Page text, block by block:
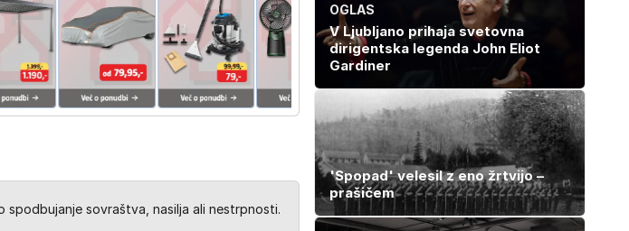
spodbujanje sovraštva, nasilja ali nestrpnosti.
OGLAS
V Ljubljano prihaja svetovna
dirigentska legenda John Eliot
Gardiner
'Spopad' velesil z eno žrtvijo –
prašičem